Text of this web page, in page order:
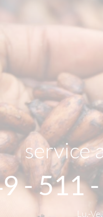
service
- 511
Lu.-